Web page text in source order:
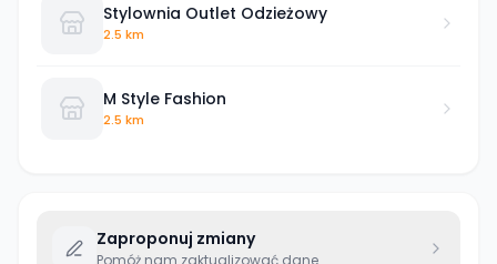
Stylownia Outlet Odzieżowy
2.5 km
M Style Fashion
2.5 km
Zaproponuj zmiany
Pomóż nam zaktualizować dane